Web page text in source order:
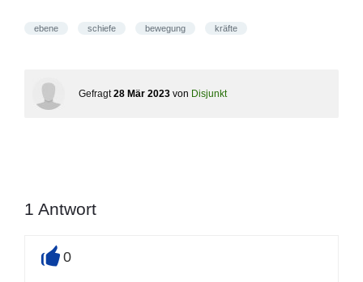
ebene schiefe bewegung kräfte
Gefragt 28 Mär 2023 von Disjunkt
1 Antwort
0